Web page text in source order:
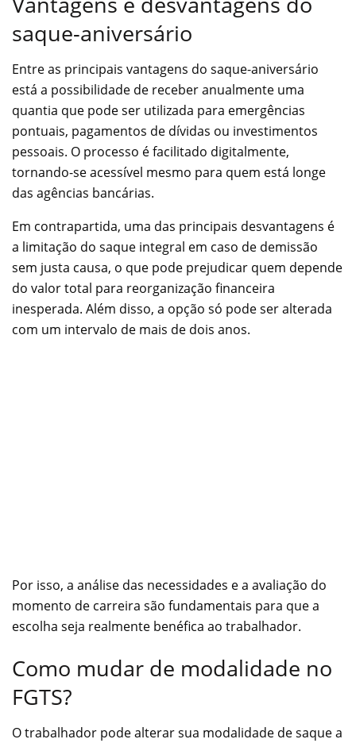
saque-aniversário
Entre as principais vantagens do saque-aniversário
está a possibilidade de receber anualmente uma
quantia que pode ser utilizada para emergências
pontuais, pagamentos de dívidas ou investimentos
pessoais. O processo é facilitado digitalmente,
tornando-se acessível mesmo para quem está longe
das agências bancárias.
Em contrapartida, uma das principais desvantagens é
a limitação do saque integral em caso de demissão
sem justa causa, o que pode prejudicar quem depende
do valor total para reorganização financeira
inesperada. Além disso, a opção só pode ser alterada
com um intervalo de mais de dois anos.
Por isso, a análise das necessidades e a avaliação do
momento de carreira são fundamentais para que a
escolha seja realmente benéfica ao trabalhador.
Como mudar de modalidade no
FGTS?
O trabalhador pode alterar sua modalidade de saque a